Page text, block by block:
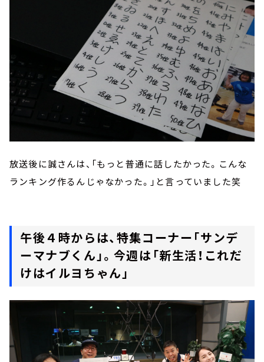
放送後に誠さんは、「もっと普通に話したかった。こんな
ランキング作るんじゃなかった。」と言っていました笑
午後４時からは、特集コーナー「サンデ
ーマナブくん」。今週は「新生活！これだ
けはイルヨちゃん」